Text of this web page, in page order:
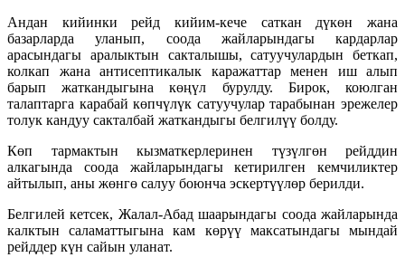
Андан кийинки рейд кийим-кече саткан дүкөн жана
базарларда уланып, соода жайларындагы кардарлар
арасындагы аралыктын сакталышы, сатуучулардын беткап,
колкап жана антисептикалык каражаттар менен иш алып
барып жаткандыгына көңүл бурулду. Бирок, коюлган
талаптарга карабай көпчүлүк сатуучулар тарабынан эрежелер
толук кандуу сакталбай жаткандыгы белгилүү болду.
Көп тармактын кызматкерлеринен түзүлгөн рейддин
алкагында соода жайларындагы кетирилген кемчиликтер
айтылып, аны жөнгө салуу боюнча эскертүүлөр берилди.
Белгилей кетсек, Жалал-Абад шаарындагы соода жайларында
калктын саламаттыгына кам көрүү максатындагы мындай
рейддер күн сайын уланат.